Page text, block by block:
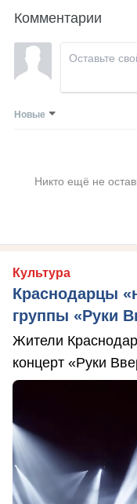
Комментарии
Новые
Никто ещё не
Культура
Краснодарцы
группы «Руки
Жители
концерт «Руки